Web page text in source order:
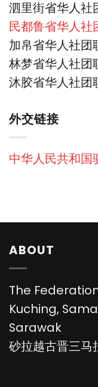
泗里街省华人社
民都鲁省华人社
加帛省华人社团
林梦省华人社团
沐胶省华人社团
外交链接
中华人民共和国
ABOUT
The
Kuching,
Sarawak
砂拉越古晋三马